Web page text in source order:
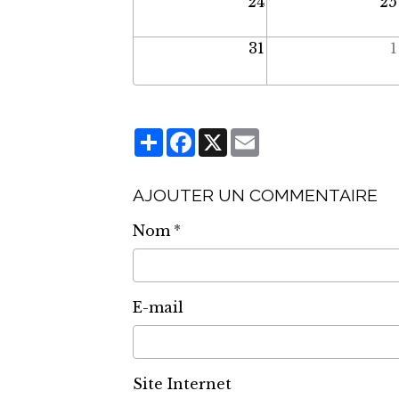
31 1
PartagerFacebook
X
AJOUTER UN COMMENTAIRE
Nom
E-mail
Site Internet